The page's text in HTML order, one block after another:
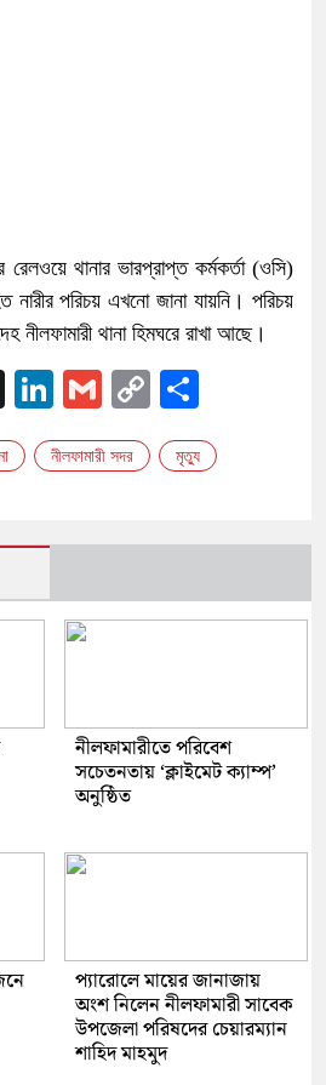
রেলওয়ে থানার ভারপ্রাপ্ত কর্মকর্তা (ওসি)
নারীর পরিচয় এখনো জানা যায়নি। পরিচয়
নীলফামারী থানা হিমঘরে রাখা আছে।
X LinkedIn
GmailCopy
Link
নীলফামারী সদর মৃত্যু
নীলফামারীতে পরিবেশ
সচেতনতায় ‘ক্লাইমেট ক্যাম্প’
অনুষ্ঠিত
প্যারোলে মায়ের জানাজায়
অংশ নিলেন নীলফামারী সাবেক
উপজেলা পরিষদের চেয়ারম্যান
শাহিদ মাহমুদ